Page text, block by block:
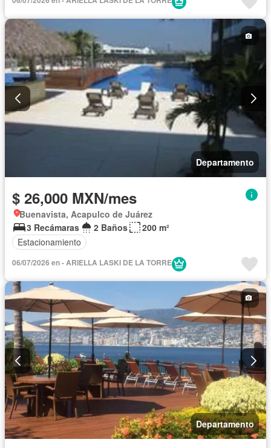
Departamento
$ 26,000 MXN/mes
Buenavista, Acapulco de Juárez
3 Recámaras
2 Baños
200 m²
Estacionamiento
06/07/2026 en - ARIELLA LASKI DE LA TORRE
Departamento